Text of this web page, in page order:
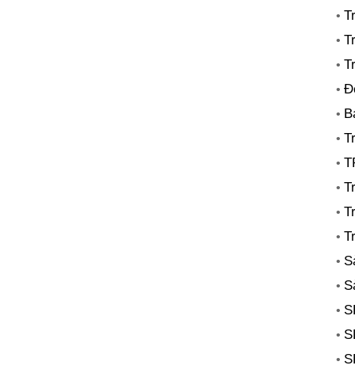
•
•
•
•
•
•
•
•
•
•
•
•
•
•
•